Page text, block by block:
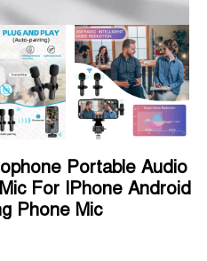
Portable Audio
For IPhone Android
Phone Mic